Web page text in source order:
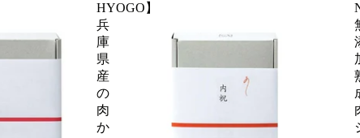
HYOGO】
兵
庫
県
産
の
肉
か